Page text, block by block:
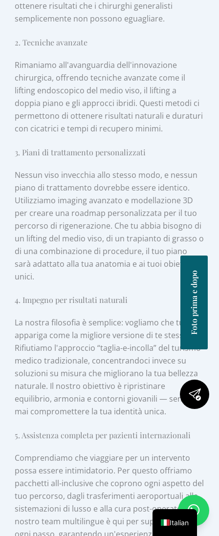
ottenere risultati che i chirurghi generalisti
semplicemente non possono eguagliare.
2. Tecniche avanzate
Rimaniamo all'avanguardia dell'innovazione
chirurgica, offrendo tecniche avanzate come il
lifting endoscopico del medio viso, il lifting a
doppia piano e gli approcci ibridi. Questi metodi ci
permettono di ottenere risultati naturali e duraturi
con cicatrici e tempi di recupero minimi.
3. Piani di trattamento personalizzati
Nessun viso invecchia allo stesso modo, e nessun
piano di trattamento dovrebbe essere identico.
Utilizziamo imaging avanzato e modellazione 3D
per creare una roadmap personalizzata per il tuo
percorso di rigenerazione. Che tu abbia bisogno di
un lifting del medio viso, di un trapianto di grasso o
di una combinazione di procedure, il tuo piano
sarà adattato alla tua anatomia e ai tuoi obiettivi
unici.
4. Impegno per risultati naturali
La nostra filosofia è semplice: vogliamo che tu
appariga come la migliore versione di te stesso.
Rifiutiamo l'approccio “taglia-e-incolla” del turismo
medico tradizionale, concentrandoci invece su
soluzioni su misura che migliorano la tua bellezza
naturale. Il nostro obiettivo è ripristinare
equilibrio, armonia e contorni giovanili — senza
mai compromettere la tua identità unica.
5. Assistenza completa per pazienti internazionali
Comprendiamo che viaggiare per un intervento
possa essere intimidatorio. Per questo offriamo
pacchetti all-inclusive che coprono ogni aspetto del
tuo percorso, dagli trasferimenti aeroportuali alle
sistemazioni di lusso e alla cura post-operatoria. Il
nostro team multilingue è qui per supportarti in
Foto prima e dopo
Italian